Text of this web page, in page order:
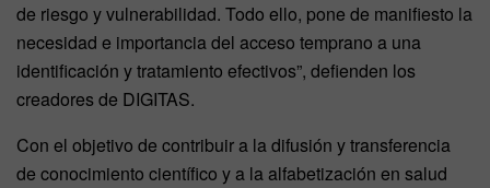
de riesgo y vulnerabilidad. Todo ello, pone de manifiesto la
necesidad e importancia del acceso temprano a una
identificación y tratamiento efectivos”, defienden los
creadores de DIGITAS.
Con el objetivo de contribuir a la difusión y transferencia
de conocimiento científico y a la alfabetización en salud